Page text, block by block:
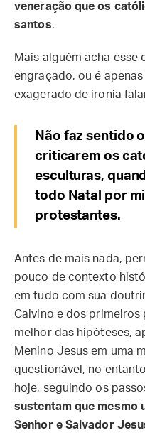
veneração que os
santos.
Mais alguém acha esse
engraçado, ou é
exagerado de ironia
Não faz sentido
criticarem os
esculturas,
todo Natal por
protestantes.
Antes de mais nada,
pouco de contexto
em tudo com sua
Calvino e dos
melhor das hipóteses,
Menino Jesus em uma
questionável, no
hoje, seguindo os
sustentam que mesmo
Senhor e Salvador